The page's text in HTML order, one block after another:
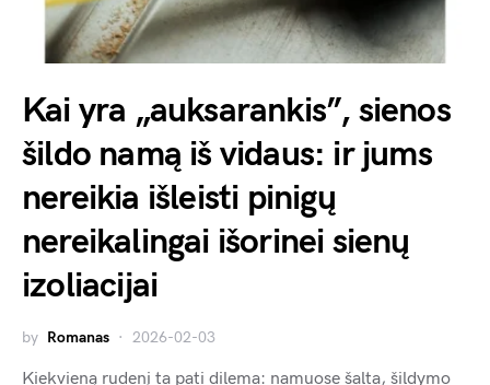
Kai yra „auksarankis”, sienos
šildo namą iš vidaus: ir jums
nereikia išleisti pinigų
nereikalingai išorinei sienų
izoliacijai
by Romanas 2026-02-03
Kiekvieną rudenį ta pati dilema: namuose šalta, šildymo